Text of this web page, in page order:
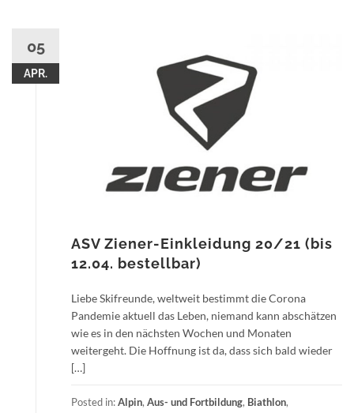
05
APR.
ASV Ziener-Einkleidung 20/21 (bis
12.04. bestellbar)
Liebe Skifreunde, weltweit bestimmt die Corona
Pandemie aktuell das Leben, niemand kann abschätzen
wie es in den nächsten Wochen und Monaten
weitergeht. Die Hoffnung ist da, dass sich bald wieder
[…]
Posted in:Alpin, Aus- und Fortbildung, Biathlon,